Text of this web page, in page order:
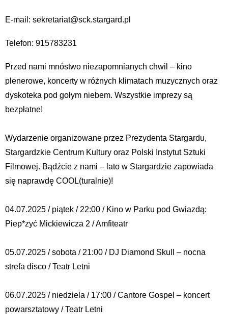
E-mail: sekretariat@sck.stargard.pl
Telefon: 915783231
Przed nami mnóstwo niezapomnianych chwil – kino
plenerowe, koncerty w różnych klimatach muzycznych oraz
dyskoteka pod gołym niebem. Wszystkie imprezy są
bezpłatne!
Wydarzenie organizowane przez Prezydenta Stargardu,
Stargardzkie Centrum Kultury oraz Polski Instytut Sztuki
Filmowej. Bądźcie z nami – lato w Stargardzie zapowiada
się naprawdę COOL(turalnie)!
04.07.2025 / piątek / 22:00 / Kino w Parku pod Gwiazdą:
Piep*zyć Mickiewicza 2 / Amfiteatr
05.07.2025 / sobota / 21:00 / DJ Diamond Skull – nocna
strefa disco / Teatr Letni
06.07.2025 / niedziela / 17:00 / Cantore Gospel – koncert
powarsztatowy / Teatr Letni